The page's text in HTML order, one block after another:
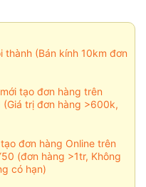
thành (Bán kính 10km đơn
tạo đơn hàng trên
(Giá trị đơn hàng >600k,
đơn hàng Online trên
(đơn hàng >1tr, Không
có hạn)